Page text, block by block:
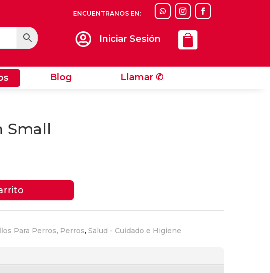
ENCUENTRANOS EN:
 Iniciar Sesión
Blog Llamar ✆
Llamar ✆
Small
Para Perros, Perros, Salud - Cuidado e Higiene